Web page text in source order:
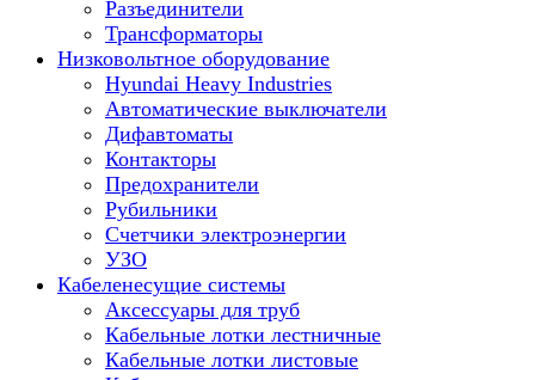
Разъединители
Трансформаторы
Низковольтное оборудование
Hyundai Heavy Industries
Автоматические выключатели
Дифавтоматы
Контакторы
Предохранители
Рубильники
Счетчики электроэнергии
УЗО
Кабеленесущие системы
Аксессуары для труб
Кабельные лотки лестничные
Кабельные лотки листовые